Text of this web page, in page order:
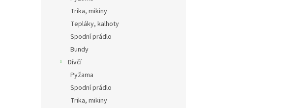
Trika, mikiny
Tepláky, kalhoty
Spodní prádlo
Bundy
Dívčí
Pyžama
Spodní prádlo
Trika, mikiny